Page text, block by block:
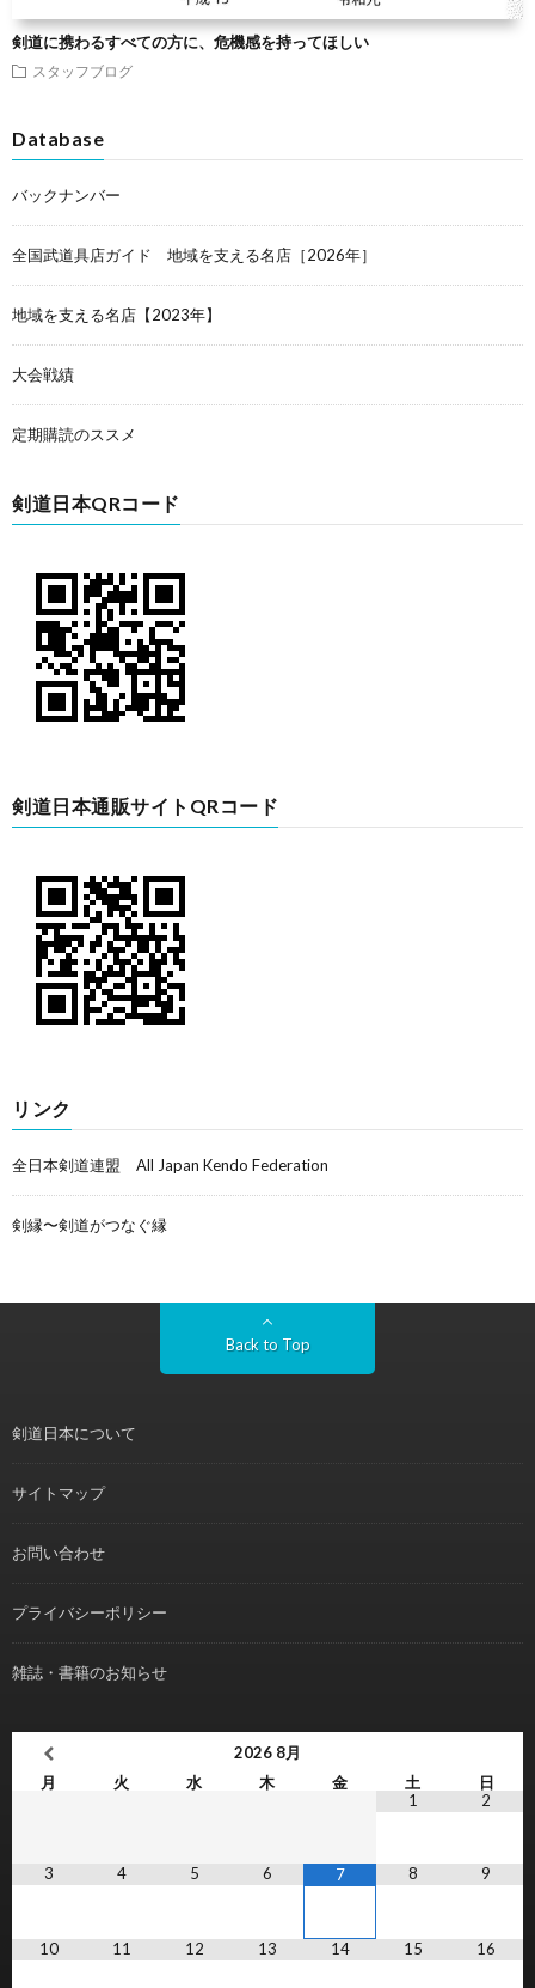
剣道に携わるすべての方に、危機感を持ってほしい
スタッフブログ
Database
バックナンバー
全国武道具店ガイド 地域を支える名店［2026年］
地域を支える名店【2023年】
大会戦績
定期購読のススメ
剣道日本QRコード
剣道日本通販サイトQRコード
リンク
全日本剣道連盟 All Japan Kendo Federation
剣縁〜剣道がつなぐ縁
Back to Top
剣道日本について
サイトマップ
お問い合わせ
プライバシーポリシー
雑誌・書籍のお知らせ
2026 8月
月
火 水 木 金 土
日
1
2
3 4 5 6 7 8 9
10 11 12 13 14 15 16